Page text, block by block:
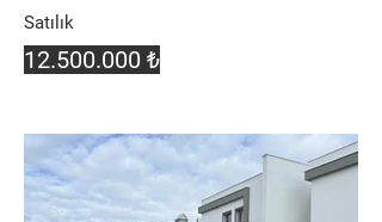
Satılık
12.500.000 ₺